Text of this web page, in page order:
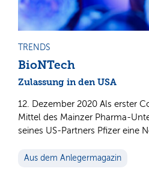
TRENDS
BioNTech
Zulassung in den USA
12. Dezember 2020 Als erster
Mittel des Mainzer Pharma-
seines US-Partners Pfizer eine
Aus dem Anlegermagazin